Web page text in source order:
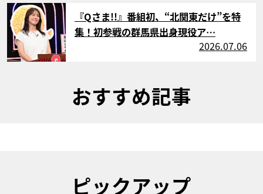
サムネイル
『Qさま!!』番組初、“北関東だけ”を特
集！初参戦の群馬県出身現役ア…
2026.07.06
おすすめ記事
ピックアップ